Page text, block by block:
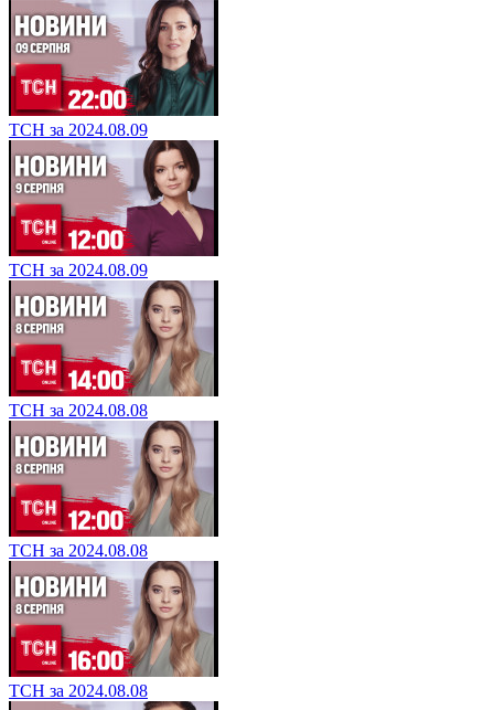
ТСН за 2024.08.09
ТСН за 2024.08.09
ТСН за 2024.08.08
ТСН за 2024.08.08
ТСН за 2024.08.08